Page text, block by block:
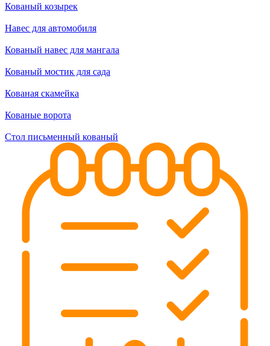
Кованый козырек
Навес для автомобиля
Кованый навес для мангала
Кованый мостик для сада
Кованая скамейка
Кованые ворота
Стол письменный кованый